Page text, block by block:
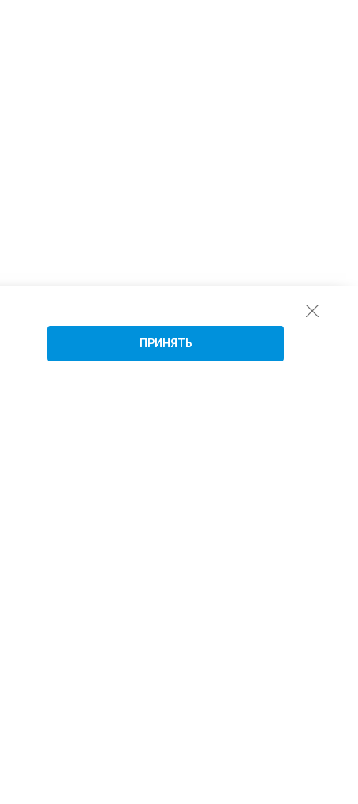
ПРИНЯТЬ